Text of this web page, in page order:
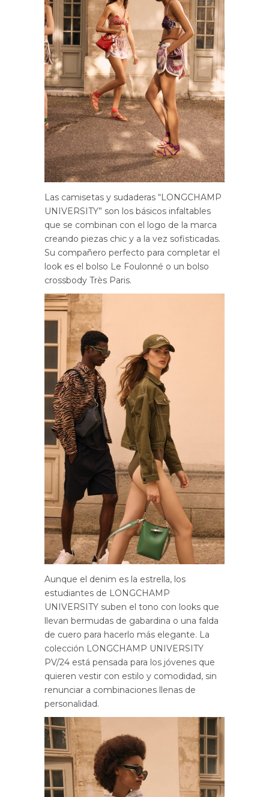
Las camisetas y sudaderas “LONGCHAMP
UNIVERSITY” son los básicos infaltables
que se combinan con el logo de la marca
creando piezas chic y a la vez sofisticadas.
Su compañero perfecto para completar el
look es el bolso Le Foulonné o un bolso
crossbody Très Paris.
Aunque el denim es la estrella, los
estudiantes de LONGCHAMP
UNIVERSITY suben el tono con looks que
llevan bermudas de gabardina o una falda
de cuero para hacerlo más elegante. La
colección LONGCHAMP UNIVERSITY
PV/24 está pensada para los jóvenes que
quieren vestir con estilo y comodidad, sin
renunciar a combinaciones llenas de
personalidad.